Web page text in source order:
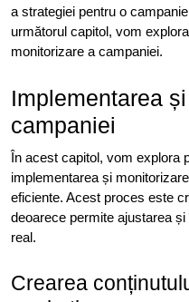
a strategiei pentru o
următorul capitol, vom
monitorizare a campaniei.
Implementarea
campaniei
În acest capitol, vom explora
implementarea și
eficiente. Acest proces este
deoarece permite ajustarea
real.
Crearea